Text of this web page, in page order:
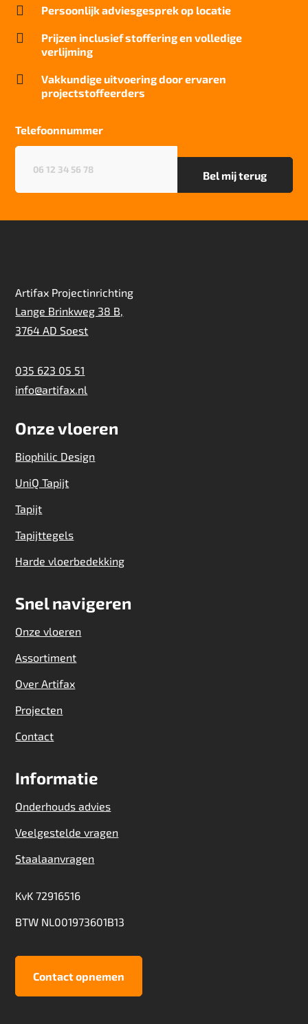
27 dB
Brandwerend
Cfl-S1
Kwaliteitslabel GUT
FAEF5DDO
sterk
Project gebruik
sterk
 Persoonlijk adviesgesprek op locatie

Prijzen inclusief stoffering en volledige
verlijming

Vakkundige uitvoering door ervaren
projectstoffeerders
Telefoonnummer
Artifax Projectinrichting
Lange Brinkweg 38 B,
3764 AD Soest
035 623 05 51
info@artifax.nl
Onze vloeren
Biophilic Design
UniQ Tapijt
Tapijt
Tapijttegels
Harde vloerbedekking
Snel navigeren
Onze vloeren
Assortiment
Over Artifax
Projecten
Contact
Informatie
Onderhouds advies
Veelgestelde vragen
Staalaanvragen
KvK 72916516
BTW NL001973601B13
Contact opnemen